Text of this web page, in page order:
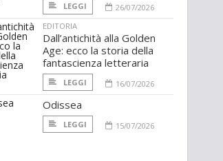
LEGGI
26/07/2026
EDITORIA
Dall’antichità alla Golden
Age: ecco la storia della
fantascienza letteraria
LEGGI 16/07/2026
Odissea
LEGGI 15/07/2026